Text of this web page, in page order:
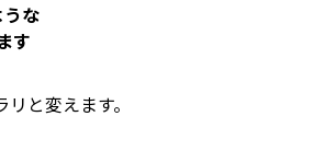
な
す
と変えます。